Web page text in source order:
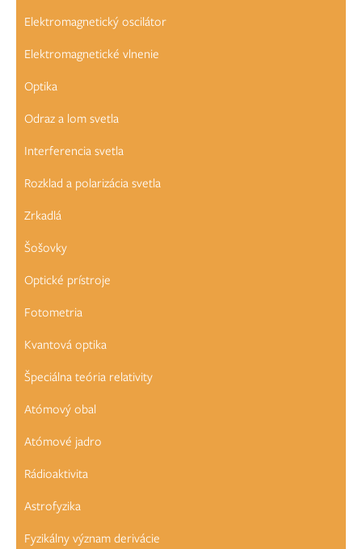
Elektromagnetický oscilátor
Elektromagnetické vlnenie
Optika
Odraz a lom svetla
Interferencia svetla
Rozklad a polarizácia svetla
Zrkadlá
Šošovky
Optické prístroje
Fotometria
Kvantová optika
Špeciálna teória relativity
Atómový obal
Atómové jadro
Rádioaktivita
Astrofyzika
Fyzikálny význam derivácie